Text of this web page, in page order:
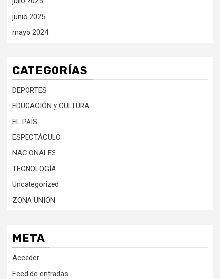
junio 2025
mayo 2024
CATEGORÍAS
DEPORTES
EDUCACIÓN y CULTURA
EL PAÍS
ESPECTÁCULO
NACIONALES
TECNOLOGÍA
Uncategorized
ZONA UNIÓN
META
Acceder
Feed de entradas